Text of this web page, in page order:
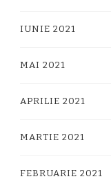
IUNIE 2021
MAI 2021
APRILIE 2021
MARTIE 2021
FEBRUARIE 2021